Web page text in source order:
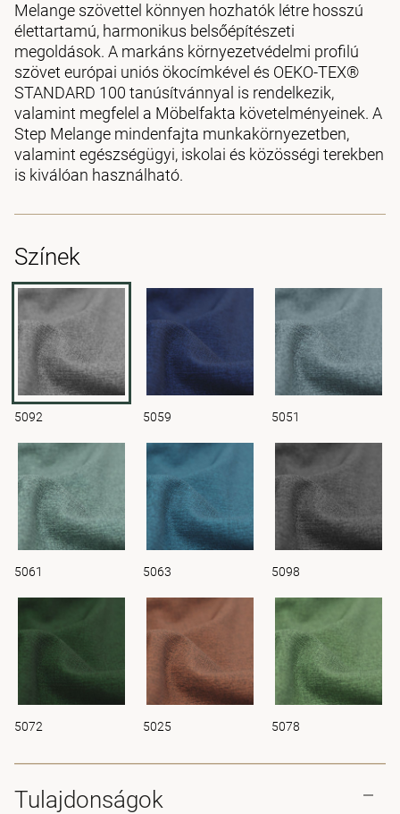
Melange szövettel könnyen hozhatók létre hosszú
élettartamú, harmonikus belsőépítészeti
megoldások. A markáns környezetvédelmi profilú
szövet európai uniós ökocímkével és OEKO-TEX®
STANDARD 100 tanúsítvánnyal is rendelkezik,
valamint megfelel a Möbelfakta követelményeinek. A
Step Melange mindenfajta munkakörnyezetben,
valamint egészségügyi, iskolai és közösségi terekben
is kiválóan használható.
Színek
5092 5059 5051
5061 5063 5098
5072 5025 5078
Tulajdonságok